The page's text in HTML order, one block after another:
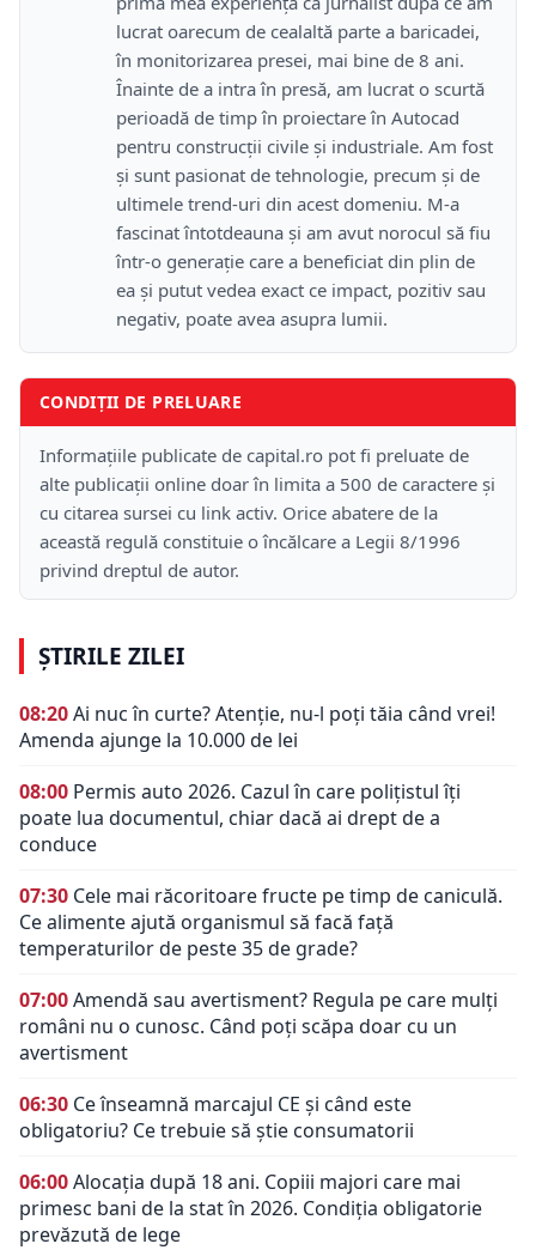
lucrat oarecum de cealaltă parte a baricadei,
în monitorizarea presei, mai bine de 8 ani.
Înainte de a intra în presă, am lucrat o scurtă
perioadă de timp în proiectare în Autocad
pentru construcții civile și industriale. Am fost
și sunt pasionat de tehnologie, precum și de
ultimele trend-uri din acest domeniu. M-a
fascinat întotdeauna și am avut norocul să fiu
într-o generație care a beneficiat din plin de
ea și putut vedea exact ce impact, pozitiv sau
negativ, poate avea asupra lumii.
CONDIȚII DE PRELUARE
Informațiile publicate de capital.ro pot fi preluate de
alte publicații online doar în limita a 500 de caractere și
cu citarea sursei cu link activ. Orice abatere de la
această regulă constituie o încălcare a Legii 8/1996
privind dreptul de autor.
ȘTIRILE ZILEI
08:20Ai nuc în curte? Atenție, nu-l poți tăia când vrei!
Amenda ajunge la 10.000 de lei
08:00 Permis auto 2026. Cazul în care polițistul îți
poate lua documentul, chiar dacă ai drept de a
conduce
07:30 Cele mai răcoritoare fructe pe timp de caniculă.
Ce alimente ajută organismul să facă față
temperaturilor de peste 35 de grade?
07:00Amendă sau avertisment? Regula pe care mulți
români nu o cunosc. Când poți scăpa doar cu un
avertisment
06:30 Ce înseamnă marcajul CE și când este
obligatoriu? Ce trebuie să știe consumatorii
06:00Alocația după 18 ani. Copiii majori care mai
primesc bani de la stat în 2026. Condiția obligatorie
prevăzută de lege